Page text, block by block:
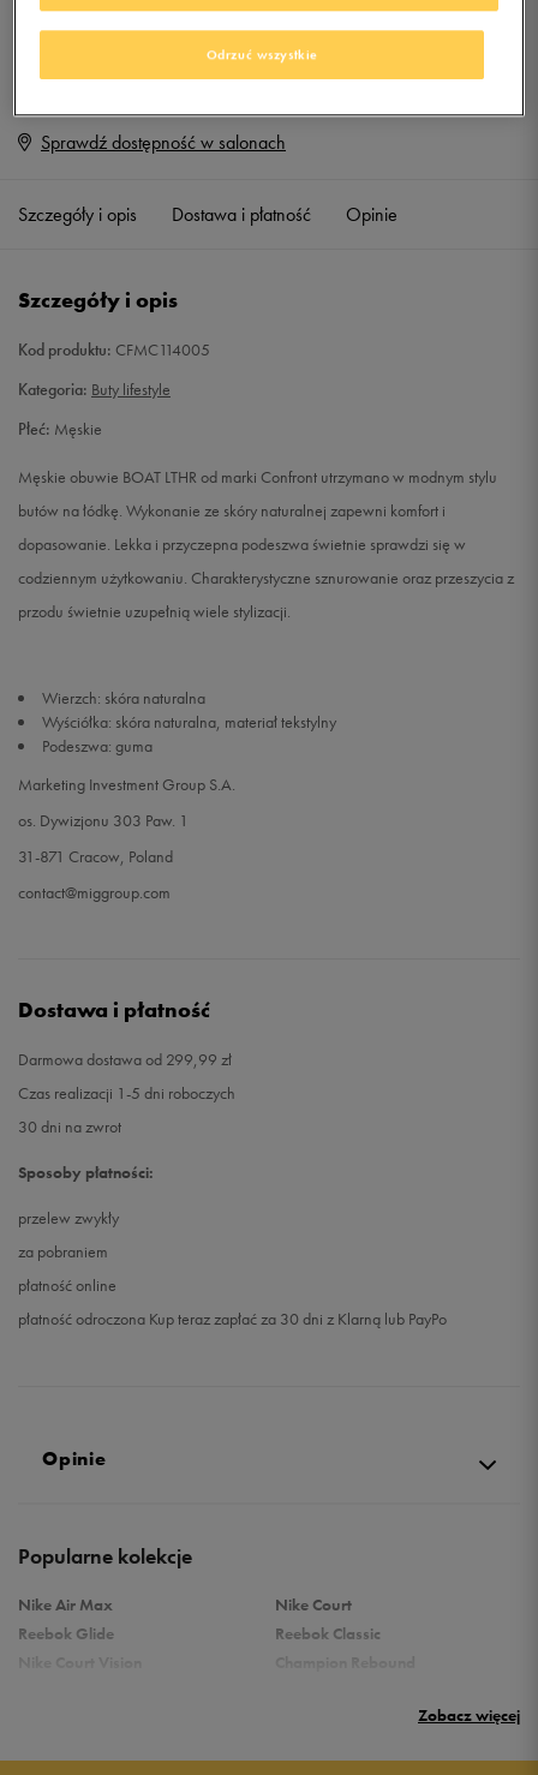
Jeśli artykuł będzie ponownie dostępny, otrzymasz od nas powiadomienie.
Wybierz rozmiar
Rozmiary EU
44 28 cm
46 30 cm Powiadom o dostępności
Sprawdź dostępność w salonach
Szczegóły i opis Dostawa i płatność Opinie
Szczegóły i opis
Kod produktu: CFMC114005
Kategoria: Buty lifestyle
Płeć: Męskie
Męskie obuwie BOAT LTHR od marki Confront utrzymano w modnym stylu
butów na łódkę. Wykonanie ze skóry naturalnej zapewni komfort i
dopasowanie. Lekka i przyczepna podeszwa świetnie sprawdzi się w
codziennym użytkowaniu. Charakterystyczne sznurowanie oraz przeszycia z
przodu świetnie uzupełnią wiele stylizacji.
Wierzch: skóra naturalna
Wyściółka: skóra naturalna, materiał tekstylny
Podeszwa: guma
Marketing Investment Group S.A.
os. Dywizjonu 303 Paw. 1
31-871 Cracow, Poland
contact@miggroup.com
Dostawa i płatność
Darmowa dostawa od 299,99 zł
Czas realizacji 1-5 dni roboczych
30 dni na zwrot
Sposoby płatności:
przelew zwykły
za pobraniem
płatność online
płatność odroczona Kup teraz zapłać za 30 dni z Klarną lub PayPo
Opinie
Popularne kolekcje
Nike Air Max
Nike Court
Reebok Glide
Reebok Classic
Zobacz więcej
Odrzuć wszystkie